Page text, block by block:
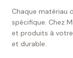
Chaque matériau
spécifique. Chez
et produits à
et durable.